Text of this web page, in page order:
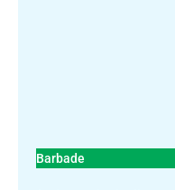
Barbade